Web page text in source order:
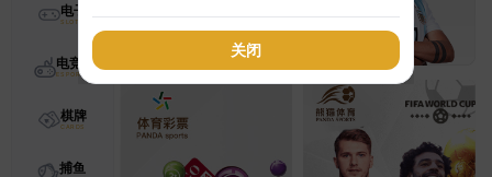
电子
电竞
棋牌
捕鱼
关闭